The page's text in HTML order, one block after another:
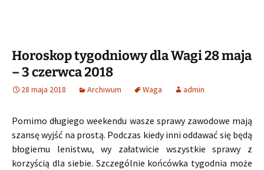
Horoskop tygodniowy dla Wagi 28 maja
– 3 czerwca 2018
28 maja 2018 Archiwum Waga admin
Pomimo długiego weekendu wasze sprawy zawodowe mają
szansę wyjść na prostą. Podczas kiedy inni oddawać się będą
błogiemu lenistwu, wy załatwicie wszystkie sprawy z
korzyścią dla siebie. Szczególnie końcówka tygodnia może